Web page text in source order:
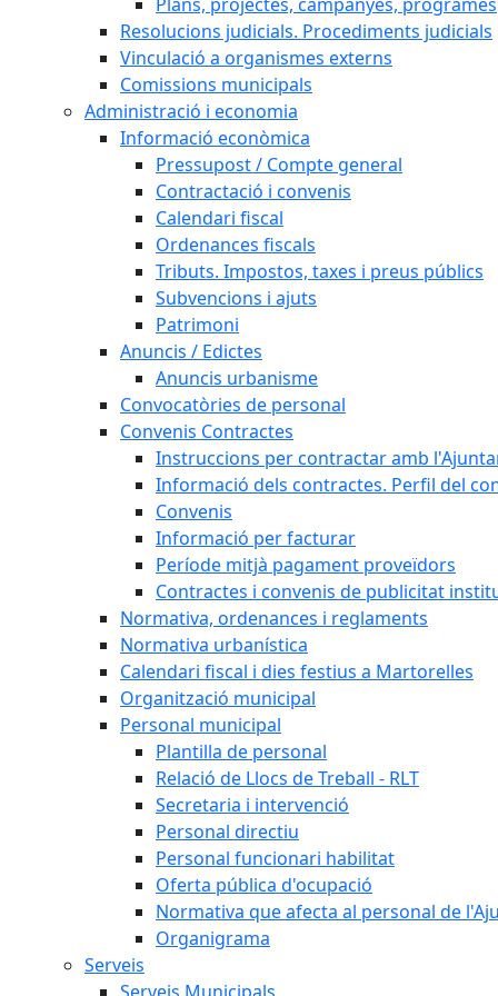
Resolucions judicials. Procediments judicials
Vinculació a organismes externs
Comissions municipals
Administració i economia
Informació econòmica
Pressupost / Compte general
Contractació i convenis
Calendari fiscal
Ordenances fiscals
Tributs. Impostos, taxes i preus públics
Subvencions i ajuts
Patrimoni
Anuncis / Edictes
Anuncis urbanisme
Convocatòries de personal
Convenis Contractes
Instruccions per contractar amb
Informació dels contractes. Perfil del
Convenis
Informació per facturar
Període mitjà pagament proveïdors
Contractes i convenis de publicitat
Normativa, ordenances i reglaments
Normativa urbanística
Calendari fiscal i dies festius a Martorelles
Organització municipal
Personal municipal
Plantilla de personal
Relació de Llocs de Treball - RLT
Secretaria i intervenció
Personal directiu
Personal funcionari habilitat
Oferta pública d'ocupació
Normativa que afecta al personal de
Organigrama
Serveis